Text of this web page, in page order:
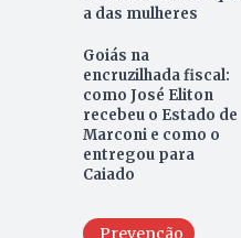
a das mulheres
Goiás na
encruzilhada fiscal:
como José Eliton
recebeu o Estado de
Marconi e como o
entregou para
Caiado
Prevenção